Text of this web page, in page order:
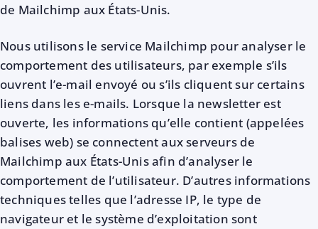
de Mailchimp aux États-Unis.
Nous utilisons le service Mailchimp pour analyser le
comportement des utilisateurs, par exemple s’ils
ouvrent l’e-mail envoyé ou s’ils cliquent sur certains
liens dans les e-mails. Lorsque la newsletter est
ouverte, les informations qu’elle contient (appelées
balises web) se connectent aux serveurs de
Mailchimp aux États-Unis afin d’analyser le
comportement de l’utilisateur. D’autres informations
techniques telles que l’adresse IP, le type de
navigateur et le système d’exploitation sont